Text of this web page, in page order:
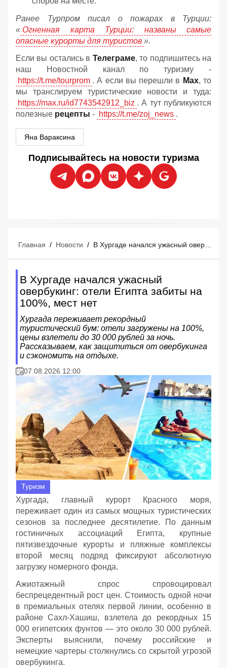
Ранее Турпром писал о пожарах в Турции:
« Огненная карта Турции: названы самые
опасные курорты для туристов ».
Если вы остались в Телеграме, то подпишитесь на
наш Новостной канал по туризму -
https://t.me/tourprom . А если вы перешли в Мах, то
мы транслируем туристические новости и туда:
https://max.ru/id7743542912_biz . А тут публикуются
полезные рецепты - https://t.me/zoj_news .
Яна Вараксина
Подписывайтесь на новости туризма
Главная / Новости /
В Хургаде начался ужасный
овербукинг: отели Египта забиты на
100%, мест нет
Хургада переживает рекордный
туристический бум: отели загружены на 100%,
цены взлетели до 30 000 рублей за ночь.
Рассказываем, как защититься от овербукинга
и сэкономить на отдыхе.
07.08.2026 12:00
Туризм
Хургада, главный курорт Красного моря,
переживает один из самых мощных туристических
сезонов за последнее десятилетие. По данным
гостиничных ассоциаций Египта, крупные
пятизвездочные курорты и пляжные комплексы
второй месяц подряд фиксируют абсолютную
загрузку номерного фонда.
Ажиотажный спрос спровоцировал
беспрецедентный рост цен. Стоимость одной ночи
в премиальных отелях первой линии, особенно в
районе Сахл-Хашиш, взлетела до рекордных 15
000 египетских фунтов — это около 30 000 рублей.
Эксперты выяснили, почему российские и
немецкие чартеры столкнулись со скрытой угрозой
овербукинга.